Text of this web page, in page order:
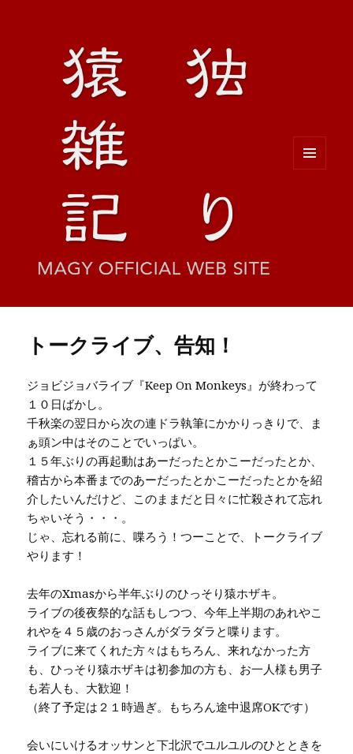
トークライブ、告知！
ジョビジョバライブ『Keep On Monkeys』が終わって
１０日ばかし。
千秋楽の翌日から次の連ドラ執筆にかかりっきりで、ま
ぁ頭ン中はそのことでいっぱい。
１５年ぶりの再起動はあーだったとかこーだったとか、
稽古から本番までのあーだったとかこーだったとかを紹
介したいんだけど、このままだと日々に忙殺されて忘れ
ちゃいそう・・・。
じゃ、忘れる前に、喋ろう！つーことで、トークライブ
やります！
去年のXmasから半年ぶりのひっそり猿ホザキ。
ライブの後夜祭的な話もしつつ、今年上半期のあれやこ
れやを４５歳のおっさんがダラダラと喋ります。
ライブに来てくれた方々はもちろん、来れなかった方
も、ひっそり猿ホザキは初参加の方も、お一人様も男子
も若人も、大歓迎！
（終了予定は２１時過ぎ。もちろん途中退席OKです）
会いにいけるオッサンと下北沢でユルユルのひとときを